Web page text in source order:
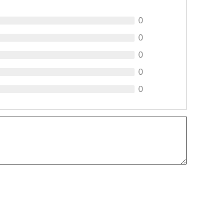
0
0
0
0
0